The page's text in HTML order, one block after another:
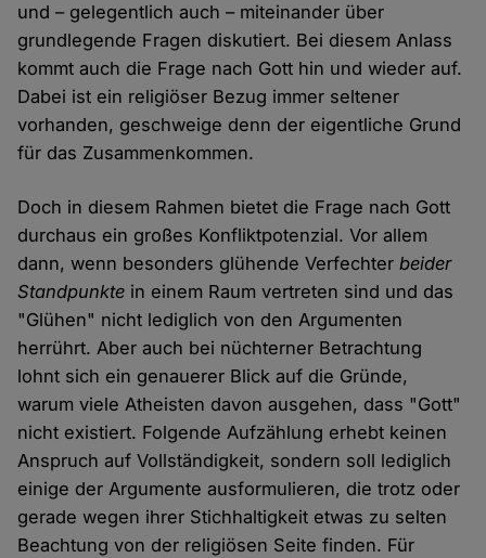
und – gelegentlich auch – miteinander über
grundlegende Fragen diskutiert. Bei diesem Anlass
kommt auch die Frage nach Gott hin und wieder auf.
Dabei ist ein religiöser Bezug immer seltener
vorhanden, geschweige denn der eigentliche Grund
für das Zusammenkommen.
Doch in diesem Rahmen bietet die Frage nach Gott
durchaus ein großes Konfliktpotenzial. Vor allem
dann, wenn besonders glühende Verfechterbeider
Standpunkte in einem Raum vertreten sind und das
"Glühen" nicht lediglich von den Argumenten
herrührt. Aber auch bei nüchterner Betrachtung
lohnt sich ein genauerer Blick auf die Gründe,
warum viele Atheisten davon ausgehen, dass "Gott"
nicht existiert. Folgende Aufzählung erhebt keinen
Anspruch auf Vollständigkeit, sondern soll lediglich
einige der Argumente ausformulieren, die trotz oder
gerade wegen ihrer Stichhaltigkeit etwas zu selten
Beachtung von der religiösen Seite finden. Für